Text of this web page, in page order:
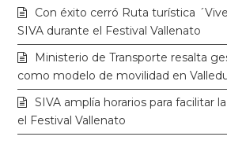
r
o
k
r
a
Con éxito cerró Ruta turística
SIVA durante el Festival Vallenato
Ministerio de Transporte resalta
como modelo de movilidad en
SIVA amplía horarios para facilitar
el Festival Vallenato